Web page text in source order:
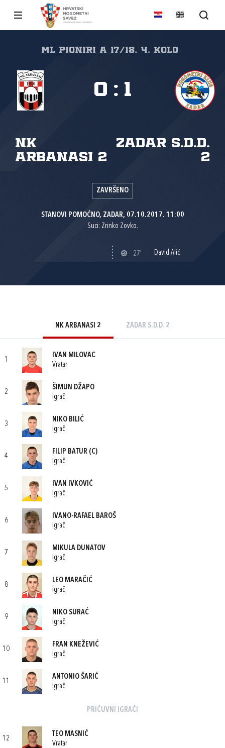
ml pioniri A 17/18, 4. kolo
NK
Arbanasi 2
ZADAR S.D.D.
2
0 : 1
ZAVRŠENO
STANOVI POMOĆNO, ZADAR, 07.10.2017. 11:00
Suci: Zrinko Zovko.
27' David Alić
NK ARBANASI 2 ZADAR S.D.D. 2
1
IVAN MILOVAC
Vratar
2
ŠIMUN DŽAPO
Igrač
3
NIKO BILIĆ
Igrač
4
FILIP BATUR (C)
Igrač
5
IVAN IVKOVIĆ
Igrač
6
IVANO-RAFAEL BAROŠ
Igrač
7
MIKULA DUNATOV
Igrač
8
LEO MARAČIĆ
Igrač
9
NIKO SURAĆ
Igrač
10
FRAN KNEŽEVIĆ
Igrač
11
ANTONIO ŠARIĆ
Igrač
PRIČUVNI IGRAČI
12
TEO MASNIĆ
Vratar